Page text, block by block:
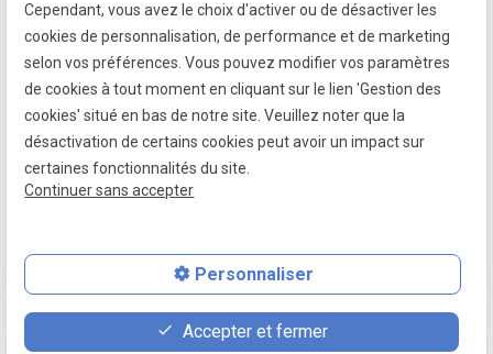
Mentions légales
Politique de confidentialité
Gestion des cookies
place contact_page phone
Cependant, vous avez le choix d'activer ou de désactiver les
cookies de personnalisation, de performance et de marketing
selon vos préférences. Vous pouvez modifier vos paramètres
de cookies à tout moment en cliquant sur le lien 'Gestion des
cookies' situé en bas de notre site. Veuillez noter que la
désactivation de certains cookies peut avoir un impact sur
certaines fonctionnalités du site.
Continuer sans accepter
Personnaliser
Accepter et fermer